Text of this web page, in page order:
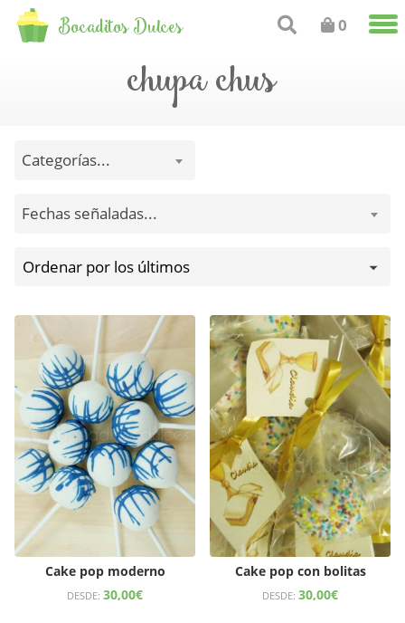
Bocaditos Dulces 0
chupa chus
Categorías...
Fechas señaladas...
Cake pop moderno
DESDE: 30,00€
Cake pop con bolitas
DESDE: 30,00€